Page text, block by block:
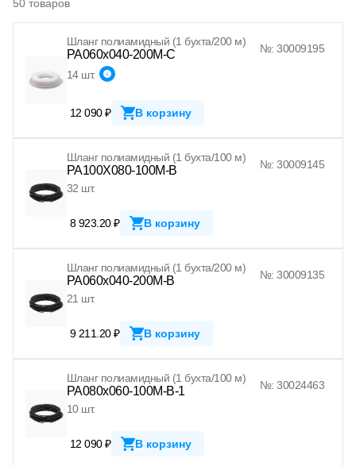
50 товаров
Шланг полиамидный (1 бухта/200 м)
PA060x040-200M-C №: 30009195
14 шт.
12 090 ₽ В корзину
Шланг полиамидный (1 бухта/100 м)
PA100X080-100M-B
№: 30009145
32 шт.
8 923.20 ₽ В корзину
Шланг полиамидный (1 бухта/200 м)
PA060x040-200M-B
№: 30009135
21 шт.
9 211.20 ₽ В корзину
Шланг полиамидный (1 бухта/100 м)
PA080x060-100M-B-1
№: 30024463
10 шт.
12 090 ₽ В корзину